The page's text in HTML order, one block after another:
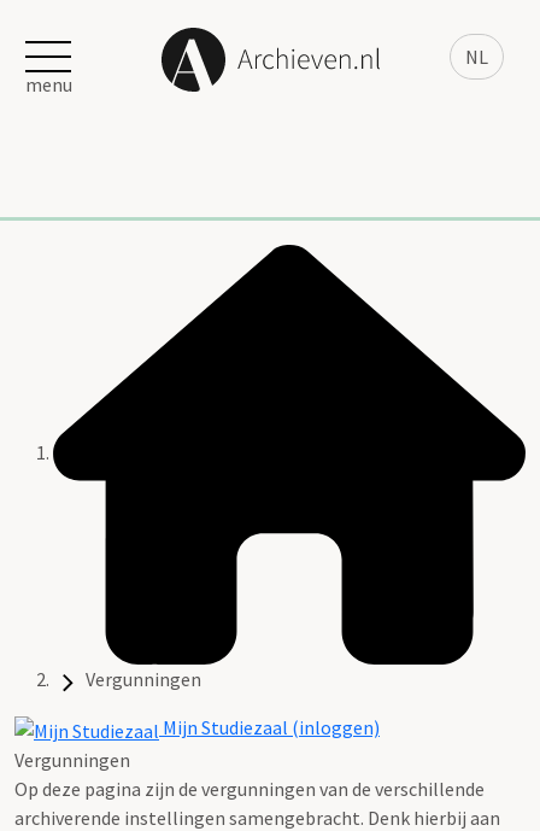
NL
menu
Vergunningen
Mijn Studiezaal (inloggen)
Vergunningen
Op deze pagina zijn de vergunningen van de verschillende
archiverende instellingen samengebracht. Denk hierbij aan